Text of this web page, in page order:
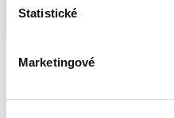
Statistické
Marketingové